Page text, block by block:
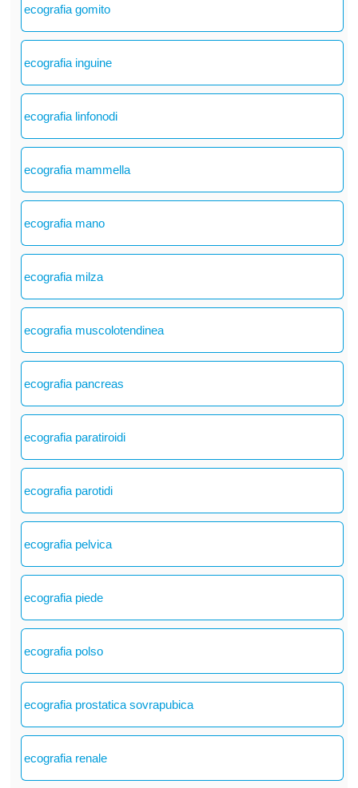
ecografia gomito
ecografia inguine
ecografia linfonodi
ecografia mammella
ecografia mano
ecografia milza
ecografia muscolotendinea
ecografia pancreas
ecografia paratiroidi
ecografia parotidi
ecografia pelvica
ecografia piede
ecografia polso
ecografia prostatica sovrapubica
ecografia renale